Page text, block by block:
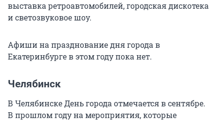
выставка ретроавтомобилей, городская дискотека
и светозвуковое шоу.
Афиши на празднование дня города в
Екатеринбурге в этом году пока нет.
Челябинск
В Челябинске День города отмечается в сентябре.
В прошлом году на мероприятия, которые